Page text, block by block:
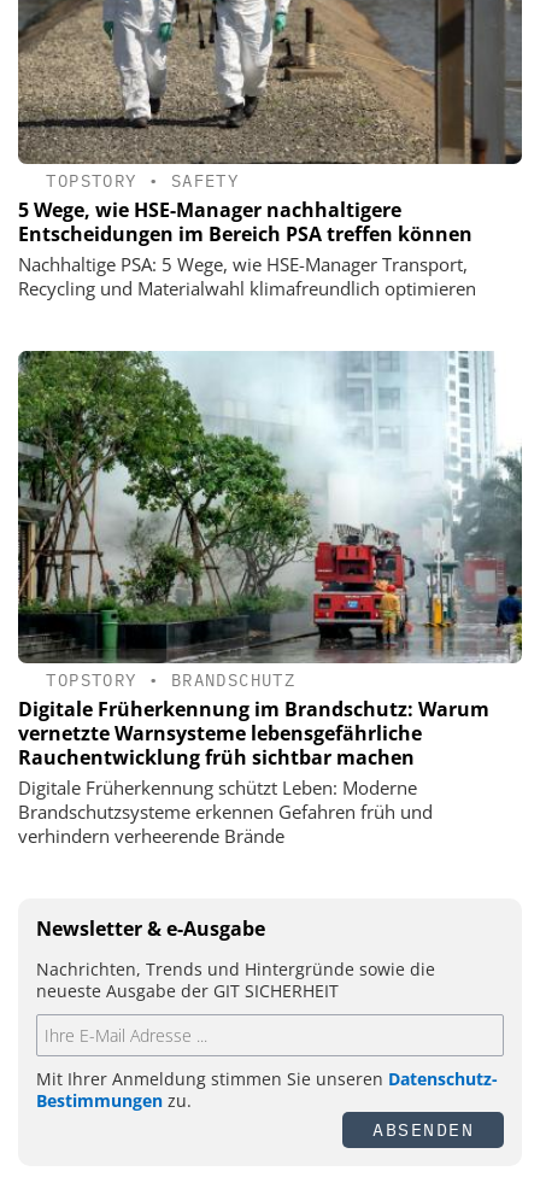
TOPSTORY • SAFETY
5 Wege, wie HSE-Manager nachhaltigere
Entscheidungen im Bereich PSA treffen können
Nachhaltige PSA: 5 Wege, wie HSE-Manager Transport,
Recycling und Materialwahl klimafreundlich optimieren
TOPSTORY • BRANDSCHUTZ
Digitale Früherkennung im Brandschutz: Warum
vernetzte Warnsysteme lebensgefährliche
Rauchentwicklung früh sichtbar machen
Digitale Früherkennung schützt Leben: Moderne
Brandschutzsysteme erkennen Gefahren früh und
verhindern verheerende Brände
Newsletter & e-Ausgabe
Nachrichten, Trends und Hintergründe sowie die
neueste Ausgabe der GIT SICHERHEIT
Mit Ihrer Anmeldung stimmen Sie unseren Datenschutz-
Bestimmungen zu.
ABSENDEN